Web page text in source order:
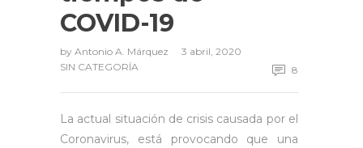
COVID-19
by Antonio A. Márquez
3 abril, 2020
SIN CATEGORÍA
8
La actual situación de crisis causada por el
Coronavirus, está provocando que una